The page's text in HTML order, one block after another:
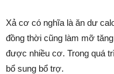
Xả cơ có nghĩa là ăn dư
đồng thời cũng làm mỡ
được nhiều cơ. Trong quá
bổ sung bổ trợ.